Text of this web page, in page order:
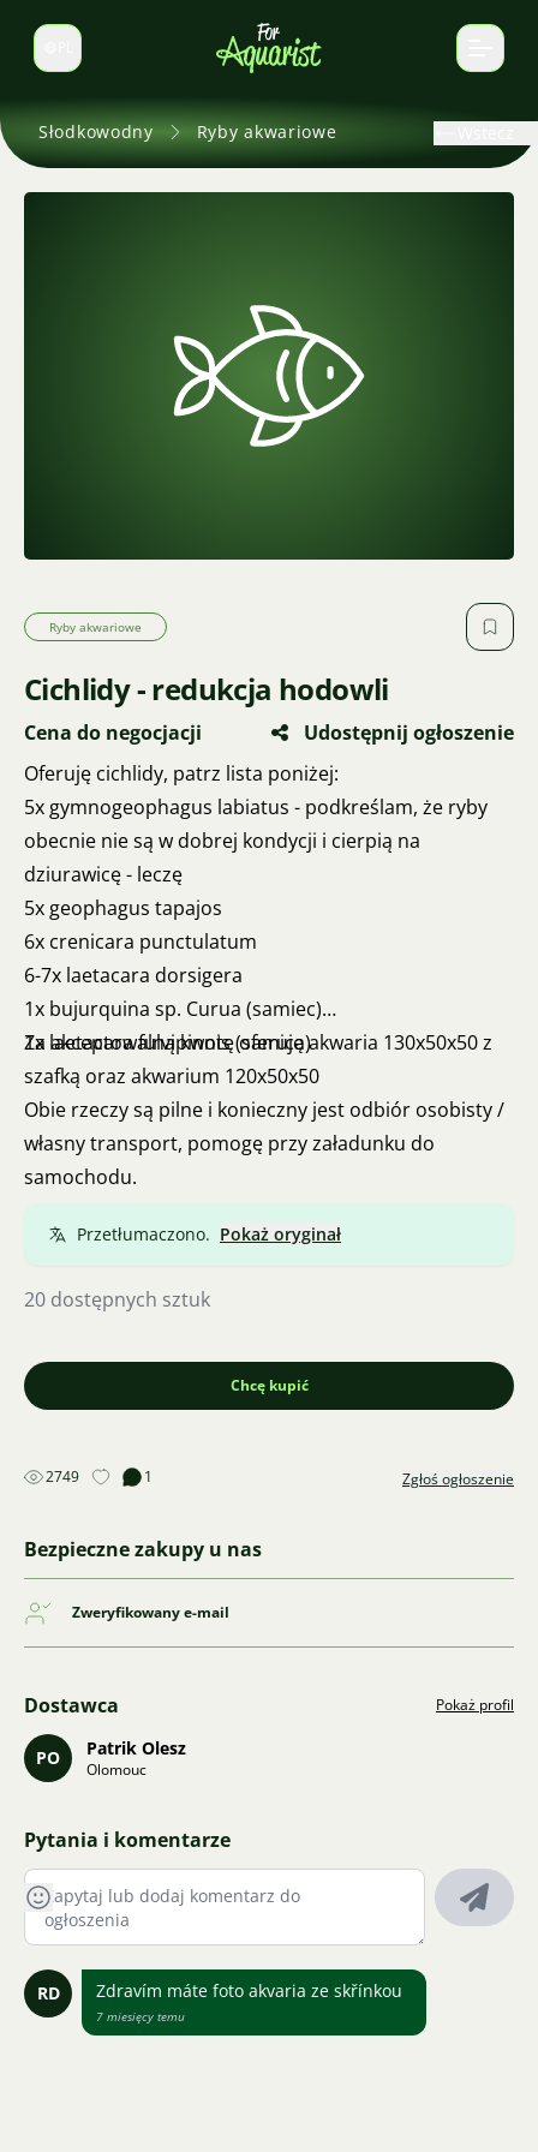
Zmień język
Słodkowodny Ryby akwariowe
Ryby akwariowe
Cichlidy - redukcja hodowli
Cena do negocjacji
Udostępnij ogłoszenie
Oferuję cichlidy, patrz lista poniżej:
5x gymnogeophagus labiatus - podkreślam, że ryby
obecnie nie są w dobrej kondycji i cierpią na
dziurawicę - leczę
5x geophagus tapajos
6x crenicara punctulatum
6-7x laetacara dorsigera
1x bujurquina sp. Curua (samiec)
1x laetacara fulvipinnis (samica)
Za akceptowalną kwotę oferuję akwaria 130x50x50 z
szafką oraz akwarium 120x50x50
Obie rzeczy są pilne i konieczny jest odbiór osobisty /
własny transport, pomogę przy załadunku do
samochodu.
Przetłumaczono. Pokaż oryginał
20 dostępnych sztuk
Chcę kupić
2749 1 Zgłoś ogłoszenie
Bezpieczne zakupy u nas
Zweryfikowany e-mail
Dostawca Pokaż profil
PO Patrik Olesz
Olomouc
Pytania i komentarze
RD Zdravím máte foto akvaria ze skřínkou
7 miesięcy temu